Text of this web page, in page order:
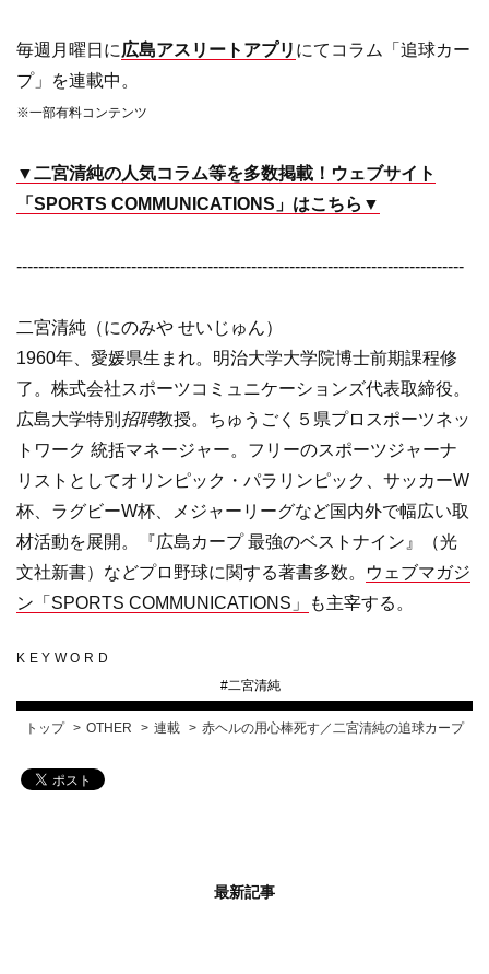
毎週月曜日に広島アスリートアプリ にてコラム「追球カー
プ」を連載中。
※一部有料コンテンツ
▼二宮清純の人気コラム等を多数掲載！ウェブサイト
「SPORTS COMMUNICATIONS」はこちら▼
----------------------------------------------------------------------------------
二宮清純（にのみや せいじゅん）
1960年、愛媛県生まれ。明治大学大学院博士前期課程修
了。株式会社スポーツコミュニケーションズ代表取締役。
広島大学特別 招聘教授。ちゅうごく５県プロスポーツネッ
トワーク 統括マネージャー。フリーのスポーツジャーナ
リストとしてオリンピック・パラリンピック、サッカーW
杯、ラグビーW杯、メジャーリーグなど国内外で幅広い取
材活動を展開。『広島カープ 最強のベストナイン』（光
文社新書）などプロ野球に関する著書多数。
ウェブマガジ
ン「SPORTS COMMUNICATIONS」
も主宰する。
KEYWORD
#二宮清純
トップ OTHER 連載 赤ヘルの用心棒死す／二宮清純の追球カープ
最新記事